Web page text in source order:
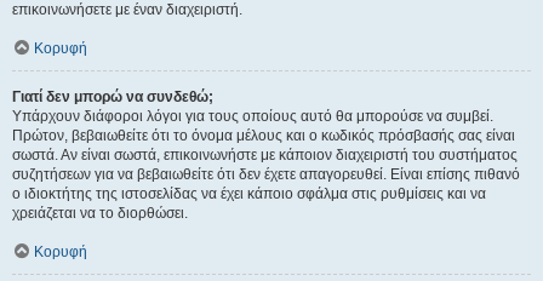
επικοινωνήσετε με έναν διαχειριστή.
Κορυφή
Γιατί δεν μπορώ να συνδεθώ;
Υπάρχουν διάφοροι λόγοι για τους οποίους αυτό θα μπορούσε να συμβεί.
Πρώτον, βεβαιωθείτε ότι το όνομα μέλους και ο κωδικός πρόσβασής σας είναι
σωστά. Αν είναι σωστά, επικοινωνήστε με κάποιον διαχειριστή του συστήματος
συζητήσεων για να βεβαιωθείτε ότι δεν έχετε απαγορευθεί. Είναι επίσης πιθανό
ο ιδιοκτήτης της ιστοσελίδας να έχει κάποιο σφάλμα στις ρυθμίσεις και να
χρειάζεται να το διορθώσει.
Κορυφή